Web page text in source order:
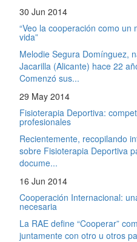
30 Jun 2014
“Veo la cooperación como un
vida”
Melodie Segura Domínguez,
Jacarilla (Alicante) hace 22
Comenzó sus...
29 May 2014
Fisioterapia Deportiva:
profesionales
Recientemente, recopilando
sobre Fisioterapia Deportiva
docume...
16 Jun 2014
Cooperación Internacional:
necesaria
La RAE define “Cooperar”
juntamente con otro u otros